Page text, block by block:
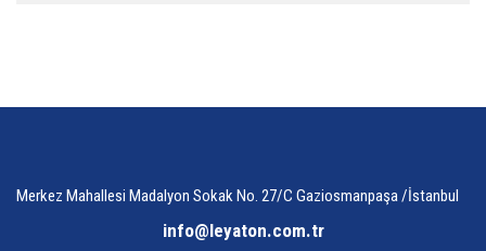
Merkez Mahallesi Madalyon Sokak No. 27/C Gaziosmanpaşa /İstanbul
info@leyaton.com.tr